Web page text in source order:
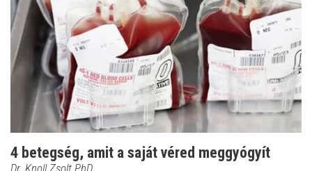
4 betegség, amit a saját véred meggyógyít
Dr. Knoll Zsolt PhD